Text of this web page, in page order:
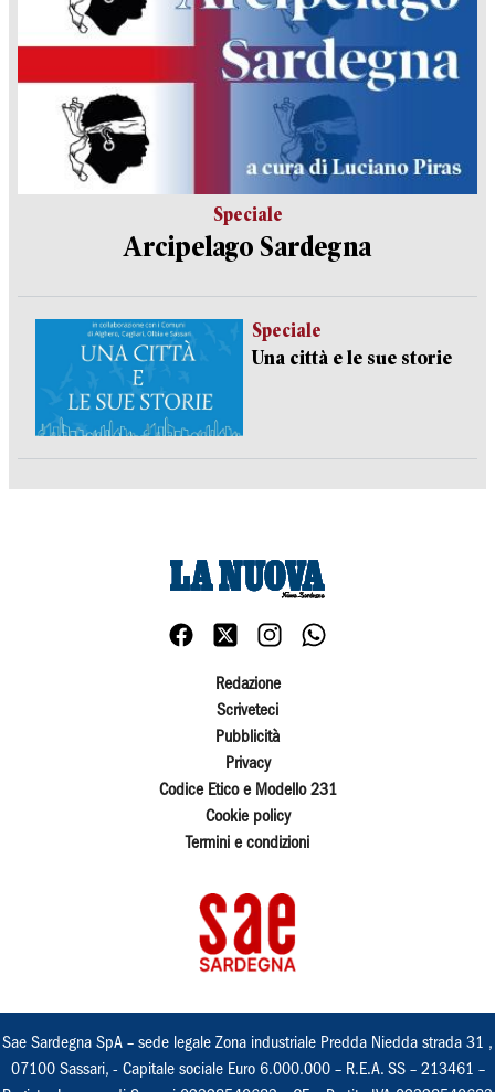
Speciale
Arcipelago Sardegna
Speciale
Una città e le sue storie
Redazione
Scriveteci
Pubblicità
Privacy
Codice Etico e Modello 231
Cookie policy
Termini e condizioni
Sae Sardegna SpA – sede legale Zona industriale Predda Niedda strada 31 ,
07100 Sassari, - Capitale sociale Euro 6.000.000 – R.E.A. SS – 213461 –